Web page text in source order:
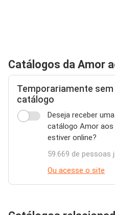
Catálogos da Amor
Temporariamente sem
catálogo
Deseja receber
catálogo Amor
estiver online?
59.669 de pessoas
Ou acesse o site